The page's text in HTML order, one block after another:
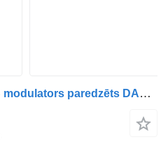
WABCO 4801040030 EBS modulators paredzēts DAF XF105 vilcēja